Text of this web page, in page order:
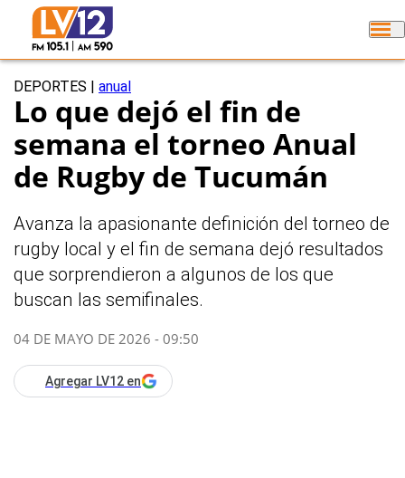
DEPORTES anual
Lo que dejó el fin de
semana el torneo Anual
de Rugby de Tucumán
Avanza la apasionante definición del torneo de
rugby local y el fin de semana dejó resultados
que sorprendieron a algunos de los que
buscan las semifinales.
04 DE MAYO DE 2026 - 09:50
Agregar LV12 en